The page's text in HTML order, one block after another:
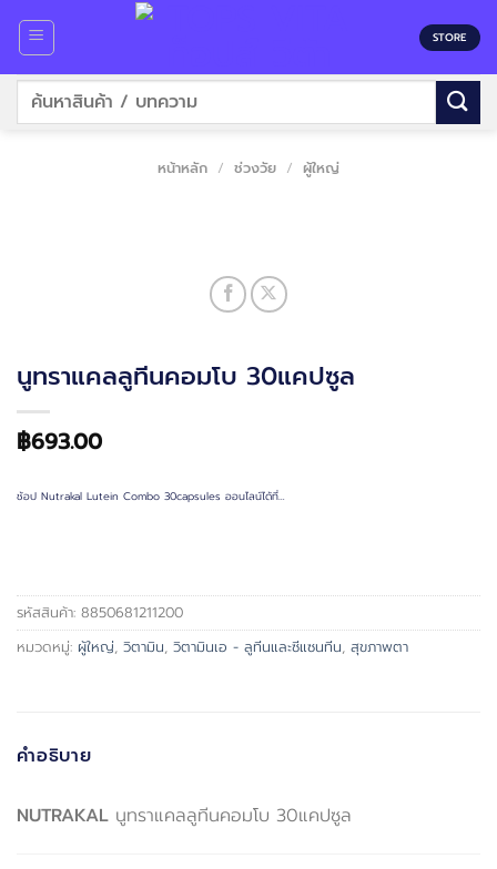
content
STORE
ค้นหา:
หน้าหลัก / ช่วงวัย / ผู้ใหญ่
นูทราแคลลูทีนคอมโบ 30แคปซูล
฿693.00
ช้อป Nutrakal Lutein Combo 30capsules ออนไลน์ได้ที่…
รหัสสินค้า: 8850681211200
หมวดหมู่: ผู้ใหญ่, วิตามิน, วิตามินเอ - ลูทีนและซีแซนทีน, สุขภาพตา
คำอธิบาย
NUTRAKAL นูทราแคลลูทีนคอมโบ 30แคปซูล